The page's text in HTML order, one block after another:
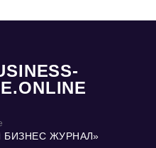
БИЗНЕС ЖУРНАЛ»